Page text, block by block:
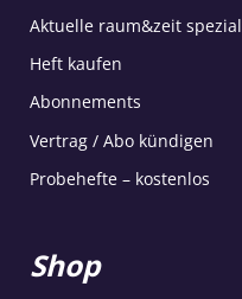
Aktuelle raum&zeit spezial
Heft kaufen
Abonnements
Vertrag / Abo kündigen
Probehefte – kostenlos
Shop